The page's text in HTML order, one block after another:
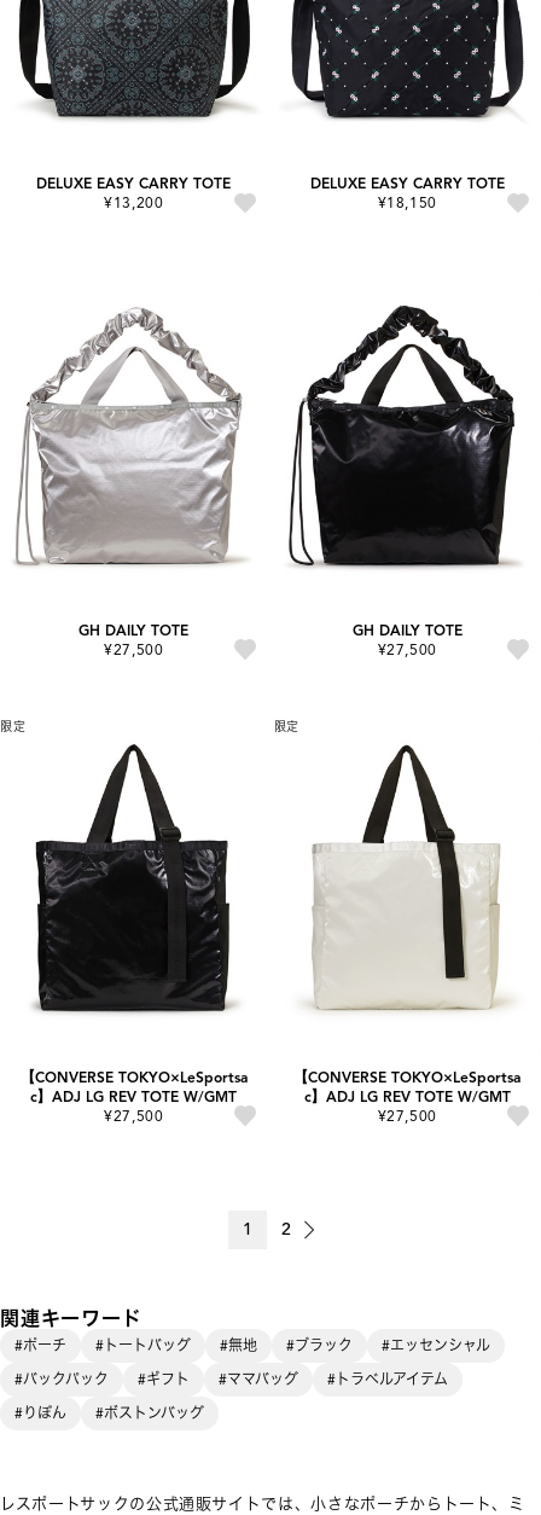
DELUXE EASY CARRY TOTE
¥13,200
DELUXE EASY CARRY TOTE
¥18,150
GH DAILY TOTE
¥27,500
GH DAILY TOTE
¥27,500
限定
【CONVERSE TOKYO×LeSportsa
c】ADJ LG REV TOTE W/GMT
¥27,500
限定
【CONVERSE TOKYO×LeSportsa
c】ADJ LG REV TOTE W/GMT
¥27,500
1 2
関連キーワード
#ポーチ #トートバッグ #無地 #ブラック
#エッセンシャル
#バックパック
#ギフト #ママバッグ
#トラベルアイテム
#りぼん
#ボストンバッグ
レスポートサックの公式通販サイトでは、小さなポーチからトート、ミ